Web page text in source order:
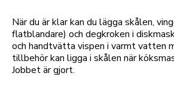
När du är klar kan du lägga skålen,
flatblandare) och degkroken i
och handtvätta vispen i varmt vatten
tillbehör kan ligga i skålen när
Jobbet är gjort.